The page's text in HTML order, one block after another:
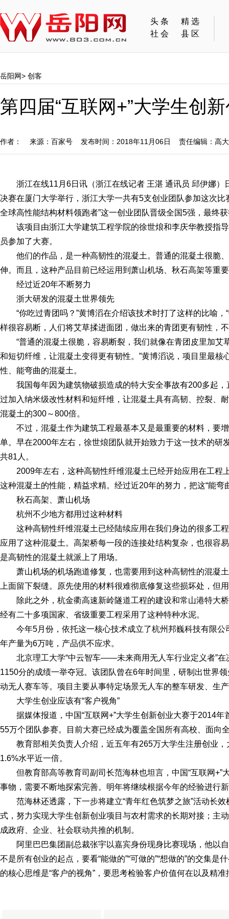
头条
精选
社会
县区
岳阳网> 创客
第四届“互联网+”大学生创
作者： 来源：百家号 发布时间：2018年11月06日 责任编辑：高
浙江在线11月6日讯（浙江在线记者 王湛 通讯员 邱伊娜）
决赛在厦门大学举行，浙江大学一共有5支创业团队参加这次
全球高性能结构材料领跑者”这一创业团队晋级全国5强，最终
该项目由浙江大学建筑工程学院的徐世烺和李庆华教授指
员参加了大赛。
他们的作品，是一种高韧性的混凝土。普通的混凝土很脆
伸。而且，这种产品目前已经运用到萧山机场、秋石高架等重
经过近20年不断努力
浙大研发的混凝土世界领先
“你吃过青团吗？”黄博滔在介绍该技术时打了这样的比喻
样很容易断，人们将艾草揉进面团，做出来的青团更有韧性，
“普通的混凝土很脆，容易断裂，我们就像在青团皮里加
和短切纤维，让混凝土变得更有韧性。”黄博滔说，项目里最
性、能弯曲的混凝土。
我国每年因为建筑物破损造成的特大安全事故有200多起
过加入纳米级改性材料和短纤维，让混凝土具有高韧、控裂、
混凝土的300～800倍。
不过，混凝土作为建筑工程最基本又是最重要的材料，要
单。早在2000年左右，徐世烺团队就开始致力于这一技术的研
共81人。
2009年左右，这种高韧性纤维混凝土已经开始应用在工程
这种混凝土的性能，精益求精。经过近20年的努力，把这“能
秋石高架、萧山机场
杭州不少地方都用过这种材料
这种高韧性纤维混凝土已经陆续应用在我们身边的很多工
应用了这种混凝土。高架桥每一段的连接处结构复杂，也很容
是高韧性的混凝土就派上了用场。
萧山机场的机场跑道修复，也需要用到这种高韧性的混凝
上面留下裂缝。原先使用的材料很难彻底修复这些损坏处，但
除此之外，杭金衢高速新岭隧道工程的建设和常山港特大
经有二十多项国家、省级重要工程采用了这种特种水泥。
今年5月份，依托这一核心技术成立了杭州邦巍科技有限
年产量为6万吨，产品供不应求。
北京理工大学“中云智车——未来商用无人车行业定义者”
1150分的成绩一举夺冠。该团队曾在6年时间里，研制出世界
动无人赛车等。项目主要从事特定场景无人车的整车研发、生
大学生创业应该有“客户视角”
据媒体报道，中国“互联网+”大学生创新创业大赛于2014
55万个团队参赛。目前大赛已经成为覆盖全国所有高校、面向
教育部相关负责人介绍，近五年有265万大学生注册创业
1.6%水平近一倍。
但教育部高等教育司副司长范海林也坦言，中国“互联网
事物，需要不断地探索完善。明年将继续根据今年的经验进行
范海林还透露，下一步将建立“青年红色筑梦之旅”活动长
式，努力实现大学生创新创业项目与农村需求的长期对接；主
成政府、企业、社会联动共推的机制。
阿里巴巴集团副总裁张宇以嘉宾身份现身比赛现场，他以
不是所有创业的起点，要看“能做的”“可做的”“想做的”的交集
的核心思维是“客户的视角”，要思考检验客户价值何在以及精